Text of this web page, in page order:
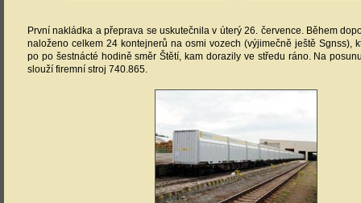
První nakládka a přeprava se uskutečnila v úterý 26. července. Během
naloženo celkem 24 kontejnerů na osmi vozech (výjimečně ještě Sgnss),
po po šestnácté hodině směr Štětí, kam dorazily ve středu ráno. Na
slouží firemní stroj 740.865.